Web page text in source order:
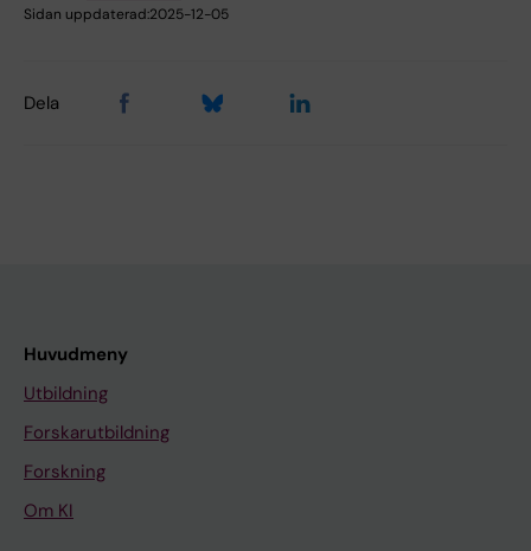
Sidan uppdaterad:2025-12-05
Dela
Huvudmeny
Utbildning
Forskarutbildning
Forskning
Om KI